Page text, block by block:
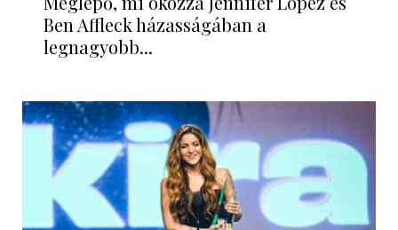
Ben Affleck házasságában a
legnagyobb...